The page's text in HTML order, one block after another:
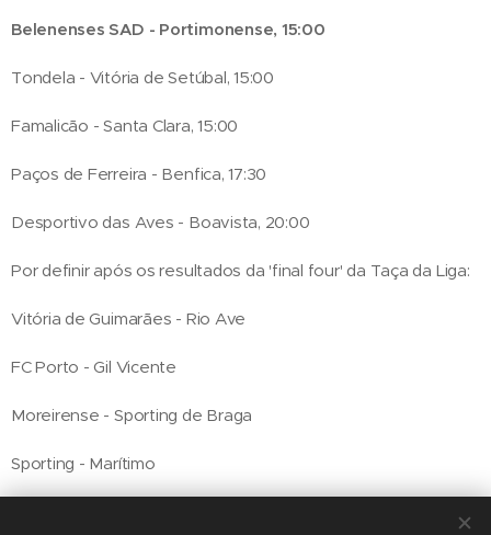
Belenenses SAD - Portimonense, 15:00
Tondela - Vitória de Setúbal, 15:00
Famalicão - Santa Clara, 15:00
Paços de Ferreira - Benfica, 17:30
Desportivo das Aves - Boavista, 20:00
Por definir após os resultados da 'final four' da Taça da Liga:
Vitória de Guimarães - Rio Ave
FC Porto - Gil Vicente
Moreirense - Sporting de Braga
Sporting - Marítimo